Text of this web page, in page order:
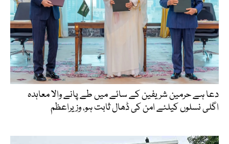
دعا ہے حرمین شریفین کے سائے میں طے پانے والا معاہدہ
اگلی نسلوں کیلئے امن کی ڈھال ثابت ہو، وزیراعظم